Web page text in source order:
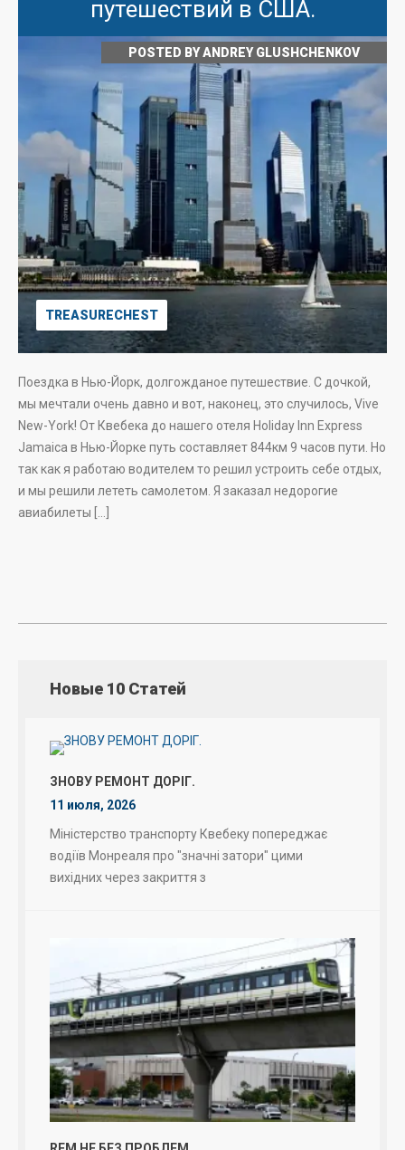
путешествий в США.
POSTED BYANDREY GLUSHCHENKOV
TREASURECHEST
Поездка в Нью-Йорк, долгожданое путешествие. С дочкой,
мы мечтали очень давно и вот, наконец, это случилось, Vive
New-York! От Квебека до нашего отеля Holiday Inn Express
Jamaica в Нью-Йорке путь составляет 844км 9 часов пути. Но
так как я работаю водителем то решил устроить себе отдых,
и мы решили лететь самолетом. Я заказал недорогие
авиабилеты […]
Новые 10 Статей
ЗНОВУ РЕМОНТ ДОРІГ.
11 июля, 2026
Міністерство транспорту Квебеку попереджає
водіїв Монреаля про "значні затори" цими
вихідних через закриття з